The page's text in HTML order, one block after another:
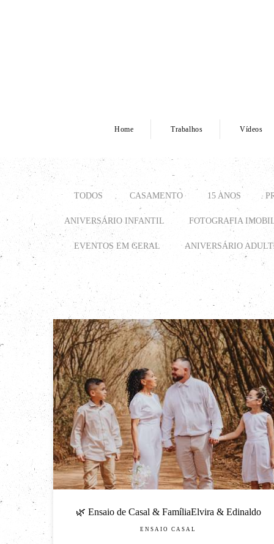
Home Trabalhos Vídeos
TODOS CASAMENTO 15 ANOS
ANIVERSÁRIO INFANTIL FOTOGRAFIA
EVENTOS EM GERAL ANIVERSÁRIO
🌿 Ensaio de Casal & FamíliaElvira & Edinaldo
ENSAIO CASAL